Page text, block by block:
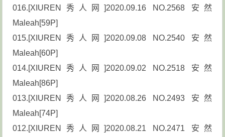
016.[XIUREN秀人网]2020.09.16 NO.2568 安然
Maleah[59P]
015.[XIUREN秀人网]2020.09.08 NO.2540 安然
Maleah[60P]
014.[XIUREN秀人网]2020.09.02 NO.2518 安然
Maleah[86P]
013.[XIUREN秀人网]2020.08.26 NO.2493 安然
Maleah[74P]
012.[XIUREN秀人网]2020.08.21 NO.2471 安然